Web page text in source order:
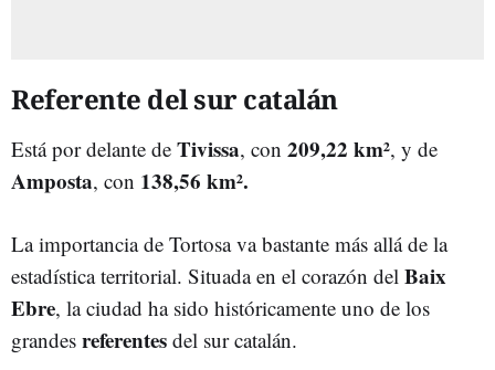
Referente del sur catalán
Está por delante de Tivissa, con 209,22 km², y de
Amposta, con 138,56 km².
La importancia de Tortosa va bastante más allá de la
estadística territorial. Situada en el corazón del Baix
Ebre, la ciudad ha sido históricamente uno de los
grandes referentes del sur catalán.